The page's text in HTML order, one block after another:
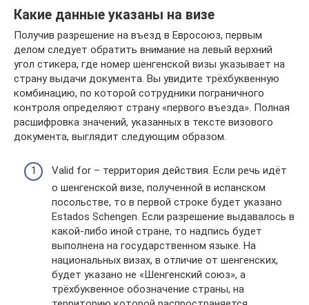
Какие данные указаны на визе
Получив разрешение на въезд в Евросоюз, первым
делом следует обратить внимание на левый верхний
угол стикера, где номер шенгенской визы указывает на
страну выдачи документа. Вы увидите трёхбуквенную
комбинацию, по которой сотрудники пограничного
контроля определяют страну «первого въезда». Полная
расшифровка значений, указанных в тексте визового
документа, выглядит следующим образом.
Valid for – территория действия. Если речь идёт
о шенгенской визе, полученной в испанском
посольстве, то в первой строке будет указано
Estados Schengen. Если разрешение выдавалось в
какой-либо иной стране, то надпись будет
выполнена на государственном языке. На
национальных визах, в отличие от шенгенских,
будет указано не «Шенгенский союз», а
трёхбуквенное обозначение страны, на